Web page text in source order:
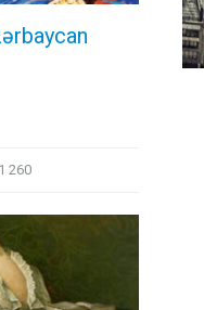
1 260